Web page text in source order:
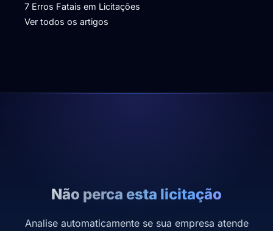
7 Erros Fatais em Licitações
Ver todos os artigos
Não perca esta licitação
Analise automaticamente se sua empresa atende